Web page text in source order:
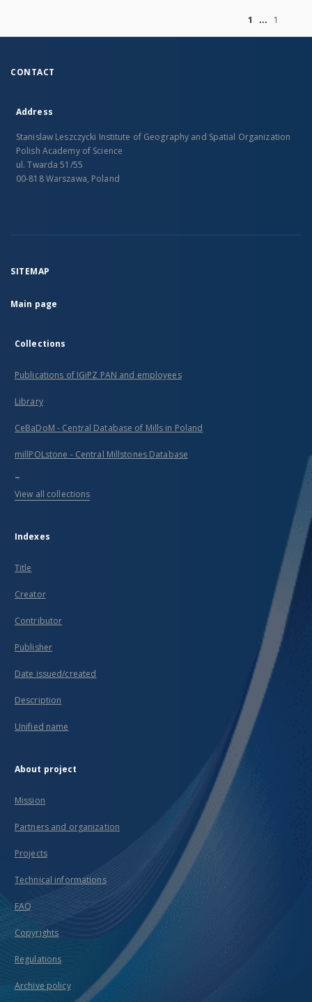
1
1
CONTACT
Address
Stanislaw Leszczycki Institute of Geography and Spatial Organization
Polish Academy of Science
ul. Twarda 51/55
00-818 Warszawa, Poland
SITEMAP
Main page
Collections
Publications of IGiPZ PAN and employees
Library
CeBaDoM - Central Database of Mills in Poland
millPOLstone - Central Millstones Database
...
View all collections
Indexes
Title
Creator
Contributor
Publisher
Date issued/created
Description
Unified name
About project
Mission
Partners and organization
Projects
Technical informations
FAQ
Copyrights
Regulations
Archive policy